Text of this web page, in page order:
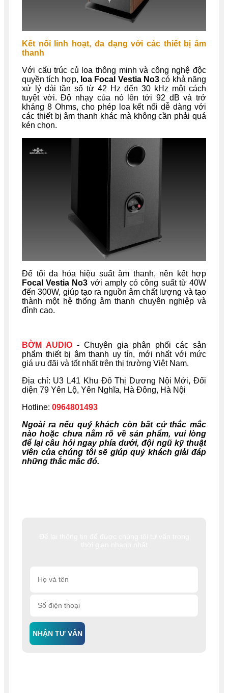
NHẬN TƯ VẤN
Kết nối linh hoạt, đa dạng với các thiết bị âm
thanh
Với cấu trúc củ loa thông minh và công nghệ độc
quyền tích hợp, loa Focal Vestia No3 có khả năng
xử lý dải tần số từ 42 Hz đến 30 kHz một cách
tuyệt vời. Độ nhạy của nó lên tới 92 dB và trở
kháng 8 Ohms, cho phép loa kết nối dễ dàng với
các thiết bị âm thanh khác mà không cần phải quá
kén chọn.
Để tối đa hóa hiệu suất âm thanh, nên kết hợp
Focal Vestia No3 với amply có công suất từ 40W
đến 300W, giúp tạo ra nguồn âm chất lượng và tạo
thành một hệ thống âm thanh chuyên nghiệp và
đỉnh cao.
BỜM AUDIO- Chuyên gia phân phối các sản
phẩm thiết bị âm thanh uy tín, mới nhất với mức
giá ưu đãi và tốt nhất trên thị trường Việt Nam.
Địa chỉ: U3 L41 Khu Đô Thị Dương Nội Mới, Đối
diện 79 Yên Lộ, Yên Nghĩa, Hà Đông, Hà Nội
Hotline: 0964801493
Ngoài ra nếu quý khách còn bất cứ thắc mắc
nào hoặc chưa nắm rõ về sản phẩm, vui lòng
để lại câu hỏi ngay phía dưới, đội ngũ kỹ thuật
viên của chúng tôi sẽ giúp quý khách giải đáp
những thắc mắc đó.